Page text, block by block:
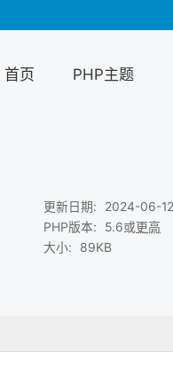
首页 PHP主题
更新日期:
2024-06-
PHP版本: 5.6或更高
大小: 89KB